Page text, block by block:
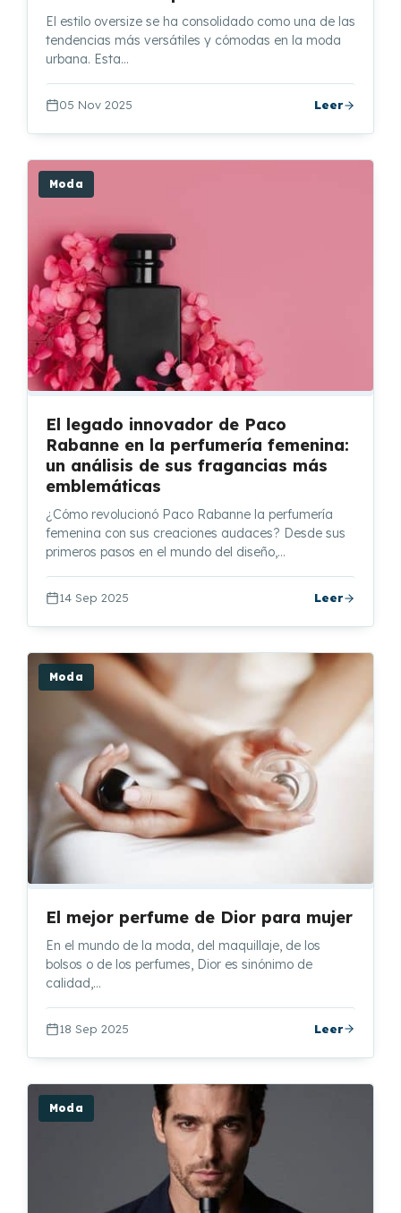
El estilo oversize se ha consolidado como una de las
tendencias más versátiles y cómodas en la moda
urbana. Esta…
05 Nov 2025 Leer
Moda
El legado innovador de Paco
Rabanne en la perfumería femenina:
un análisis de sus fragancias más
emblemáticas
¿Cómo revolucionó Paco Rabanne la perfumería
femenina con sus creaciones audaces? Desde sus
primeros pasos en el mundo del diseño,…
14 Sep 2025 Leer
Moda
El mejor perfume de Dior para mujer
En el mundo de la moda, del maquillaje, de los
bolsos o de los perfumes, Dior es sinónimo de
calidad,…
18 Sep 2025 Leer
Moda